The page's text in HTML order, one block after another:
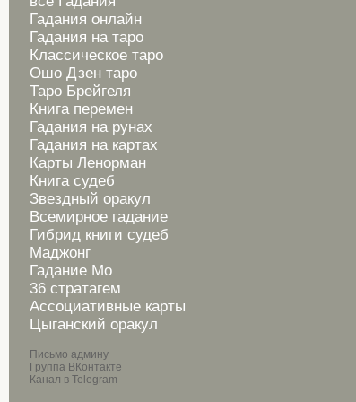
Гадания онлайн
Гадания на таро
Классическое таро
Ошо Дзен таро
Таро Брейгеля
Книга перемен
Гадания на рунах
Гадания на картах
Карты Ленорман
Книга судеб
Звездный оракул
Всемирное гадание
Гибрид книги судеб
Маджонг
Гадание Мо
36 стратагем
Ассоциативные карты
Цыганский оракул
Письмо админу
Группа ВКонтакте
Канал в Telegram